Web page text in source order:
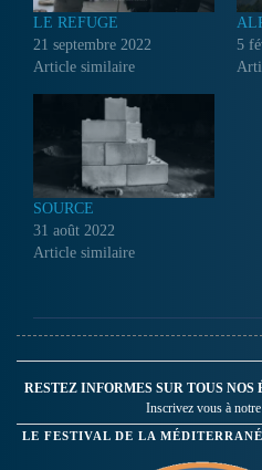
LE REFUGE
21 septembre 2022
Article similaire
5
SOURCE
31 août 2022
Article similaire
RESTEZ INFORMES SUR TOUS
Inscrivez vous à
LE FESTIVAL DE LA